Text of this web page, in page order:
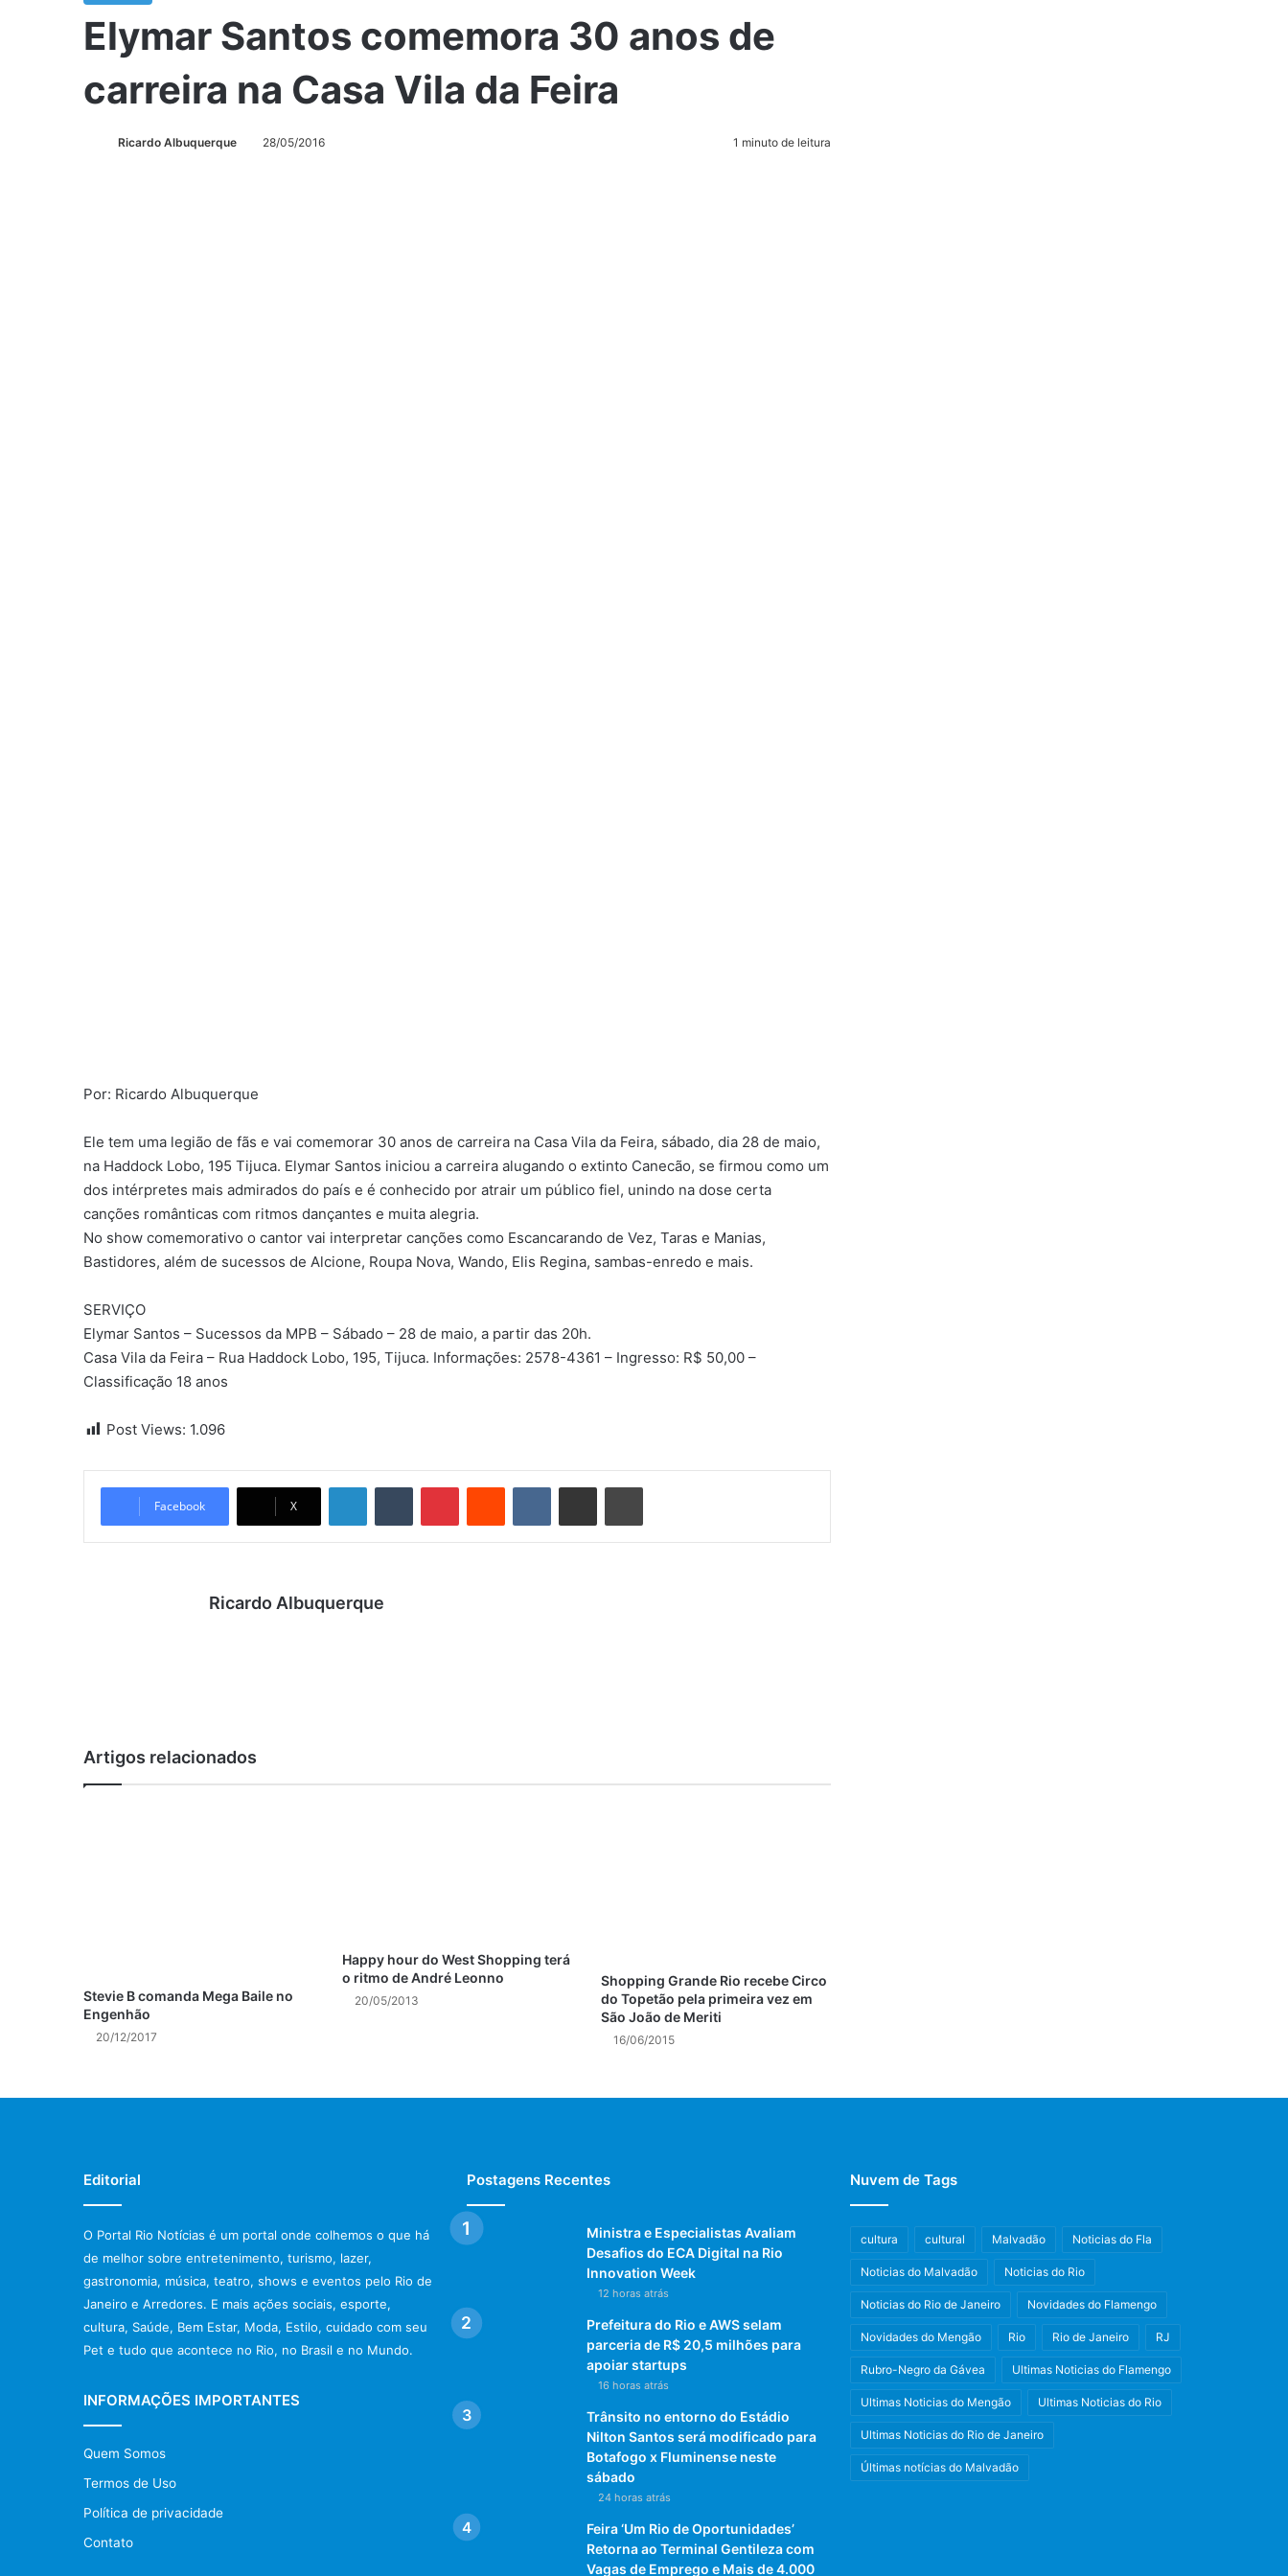
Elymar Santos comemora 30 anos de
carreira na Casa Vila da Feira
Ricardo Albuquerque 28/05/2016 1 minuto de leitura
Por: Ricardo Albuquerque
Ele tem uma legião de fãs e vai comemorar 30 anos de carreira na Casa Vila da Feira, sábado, dia 28 de maio,
na Haddock Lobo, 195 Tijuca. Elymar Santos iniciou a carreira alugando o extinto Canecão, se firmou como um
dos intérpretes mais admirados do país e é conhecido por atrair um público fiel, unindo na dose certa
canções românticas com ritmos dançantes e muita alegria.
No show comemorativo o cantor vai interpretar canções como Escancarando de Vez, Taras e Manias,
Bastidores, além de sucessos de Alcione, Roupa Nova, Wando, Elis Regina, sambas-enredo e mais.
SERVIÇO
Elymar Santos – Sucessos da MPB – Sábado – 28 de maio, a partir das 20h.
Casa Vila da Feira – Rua Haddock Lobo, 195, Tijuca. Informações: 2578-4361 – Ingresso: R$ 50,00 –
Classificação 18 anos
Post Views: 1.096
Facebook X
Ricardo Albuquerque
Artigos relacionados
Stevie B comanda Mega Baile no
Engenhão
20/12/2017
Happy hour do West Shopping terá
o ritmo de André Leonno
20/05/2013
Shopping Grande Rio recebe Circo
do Topetão pela primeira vez em
São João de Meriti
16/06/2015
Editorial
O Portal Rio Notícias é um portal onde colhemos o que há
de melhor sobre entretenimento, turismo, lazer,
gastronomia, música, teatro, shows e eventos pelo Rio de
Janeiro e Arredores. E mais ações sociais, esporte,
cultura, Saúde, Bem Estar, Moda, Estilo, cuidado com seu
Pet e tudo que acontece no Rio, no Brasil e no Mundo.
INFORMAÇÕES IMPORTANTES
Quem Somos
Termos de Uso
Política de privacidade
Contato
Postagens Recentes
Ministra e Especialistas Avaliam
Desafios do ECA Digital na Rio
Innovation Week
12 horas atrás
Prefeitura do Rio e AWS selam
parceria de R$ 20,5 milhões para
apoiar startups
16 horas atrás
Trânsito no entorno do Estádio
Nilton Santos será modificado para
Botafogo x Fluminense neste
sábado
24 horas atrás
Feira ‘Um Rio de Oportunidades’
Retorna ao Terminal Gentileza com
Vagas de Emprego e Mais de 4.000
Nuvem de Tags
cultura cultural Malvadão Noticias do Fla
Noticias do Malvadão Noticias do Rio
Noticias do Rio de Janeiro Novidades do Flamengo
Novidades do Mengão Rio Rio de Janeiro RJ
Rubro-Negro da Gávea Ultimas Noticias do Flamengo
Ultimas Noticias do Mengão Ultimas Noticias do Rio
Ultimas Noticias do Rio de Janeiro
Últimas notícias do Malvadão